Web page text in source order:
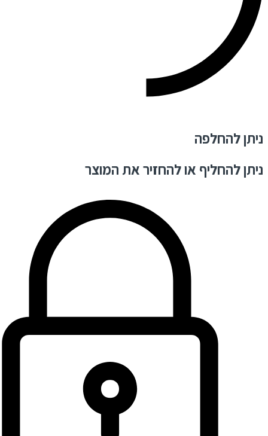
ניתן להחלפה
ניתן להחליף או להחזיר את המוצר